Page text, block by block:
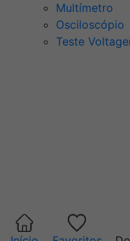
Multímetro
Osciloscópio
Teste